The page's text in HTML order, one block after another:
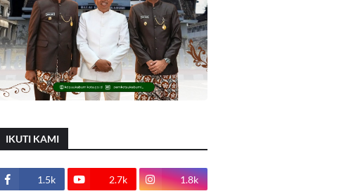
IKUTI KAMI
1.5k 2.7k 1.8k